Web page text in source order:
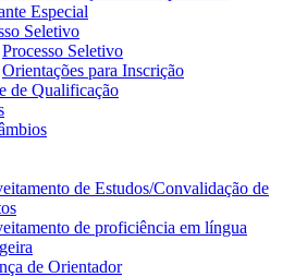
Especial
Seletivo
Processo Seletivo
Orientações para Inscrição
de Qualificação
de Estudos/Convalidação de
de proficiência em língua
de Orientador